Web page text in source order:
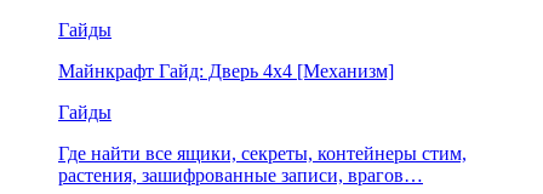
Гайды
Майнкрафт Гайд: Дверь 4х4 [Механизм]
Гайды
Где найти все ящики, секреты, контейнеры стим,
растения, зашифрованные записи, врагов…